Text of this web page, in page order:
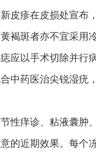
疹在皮损处宣布，
褐斑者亦不宜采用
应以手术切除并行
药医治尖锐湿疣，
痒诊、粘液囊肿、
的近期效果。每个